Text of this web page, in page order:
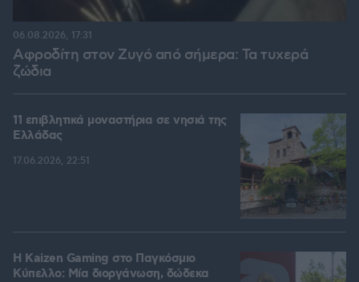
Αφροδίτη στον Ζυγό από σήμερα: Τα τυχερά
ζώδια
06.08.2026, 17:31
11 επιβλητικά μοναστήρια σε νησιά της
Ελλάδας
17.06.2026, 22:51
H Kaizen Gaming στο Παγκόσμιο
Kύπελλο: Μία διοργάνωση, δώδεκα